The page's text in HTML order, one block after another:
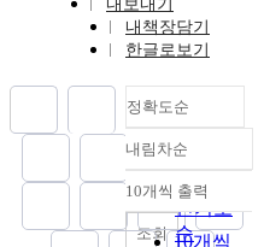
내보내기
내책장담기
한글로보기
정확도순
정확도
순
인기도
순
내림차순
내림차순
10개씩 출력
10개씩
조회